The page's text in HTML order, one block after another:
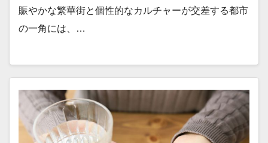
賑やかな繁華街と個性的なカルチャーが交差する都市
の一角には、…